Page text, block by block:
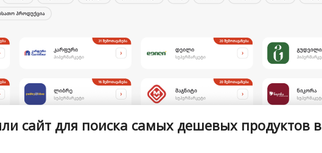
сайт для поиска самых дешевых продуктов в